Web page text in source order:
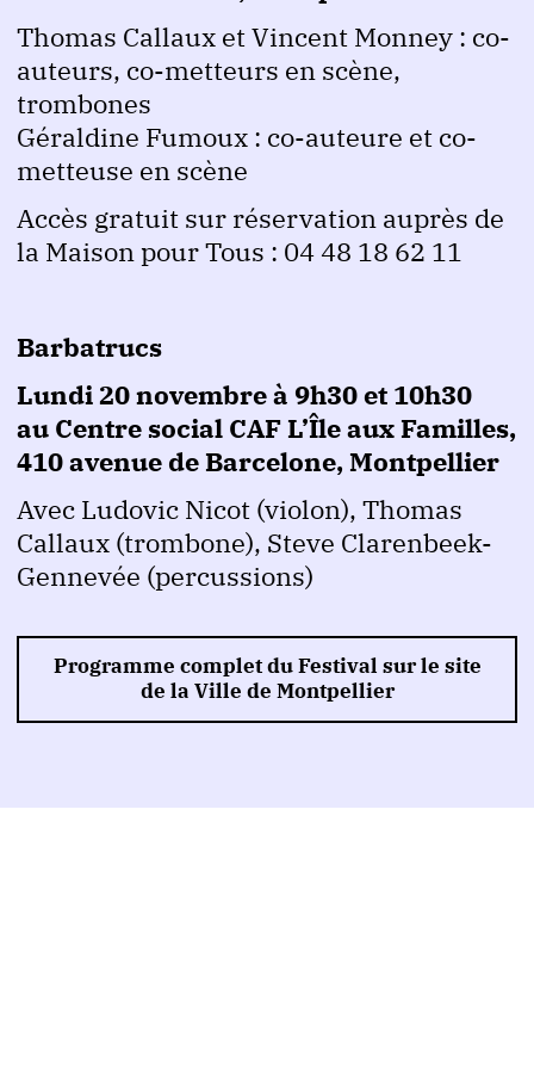
Thomas Callaux et Vincent Monney : co-
auteurs, co-metteurs en scène,
trombones
Géraldine Fumoux : co-auteure et co-
metteuse en scène
Accès gratuit sur réservation auprès de
la Maison pour Tous : 04 48 18 62 11
Barbatrucs
Lundi 20 novembre à 9h30 et 10h30
au Centre social CAF L’Île aux Familles,
410 avenue de Barcelone, Montpellier
Avec Ludovic Nicot (violon), Thomas
Callaux (trombone), Steve Clarenbeek-
Gennevée (percussions)
Programme complet du Festival sur le site
de la Ville de Montpellier